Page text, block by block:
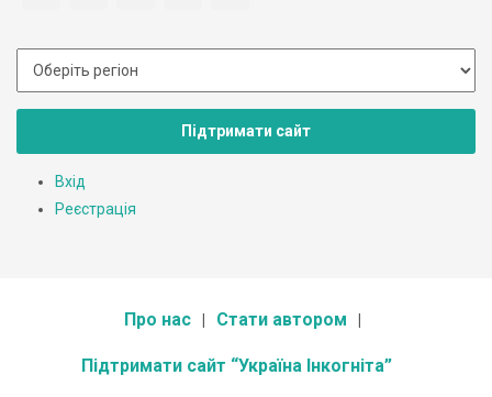
Підтримати сайт
Вхід
Реєстрація
Про нас Стати автором
Підтримати сайт “Україна Інкогніта”